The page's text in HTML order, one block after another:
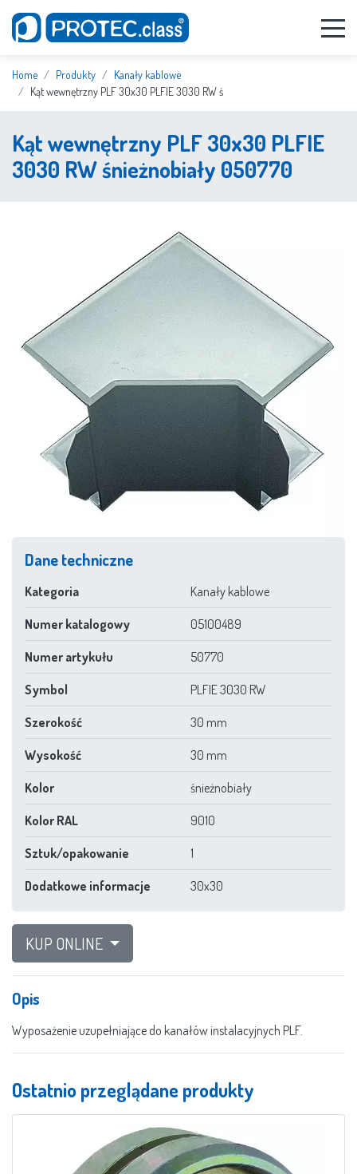
Home Produkty
Kanały kablowe
Kąt wewnętrzny PLF 30x30 PLFIE 3030 RW ś
Kąt wewnętrzny PLF 30x30 PLFIE
3030 RW śnieżnobiały 050770
Dane techniczne
Kategoria Kanały kablowe
Numer katalogowy 05100489
Numer artykułu 50770
Symbol PLFIE 3030 RW
Szerokość 30 mm
Wysokość 30 mm
Kolor śnieżnobiały
Kolor RAL 9010
Sztuk/opakowanie 1
Dodatkowe informacje 30x30
KUP ONLINE
Opis
Wyposażenie uzupełniające do kanałów instalacyjnych PLF.
Ostatnio przeglądane produkty